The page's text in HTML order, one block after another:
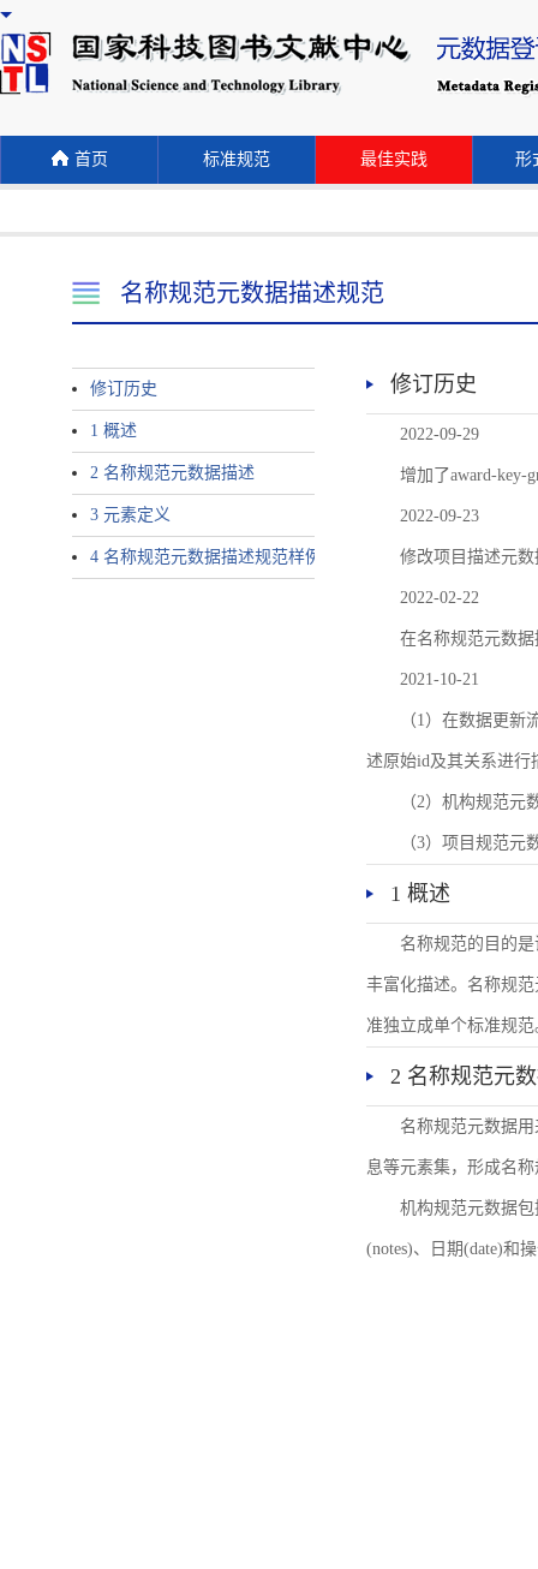
首页 标准规范 最佳实践 形
名称规范元数据描述规范
修订历史
1 概述
2 名称规范元数据描述
3 元素定义
4 名称规范元数据描述规范样例
修订历史
2022-09-29
增加了award-key-
2022-09-23
修改项目描述元
2022-02-22
在名称规范元数
2021-10-21
（1）在数据更
述原始id及其关系进行
（2）机构规范元
（3）项目规范
1 概述
名称规范的目的
丰富化描述。名称规
准独立成单个标准规范
2 名称规范元
名称规范元数据
息等元素集，形成名
机构规范元数据
(notes)、日期(date)和